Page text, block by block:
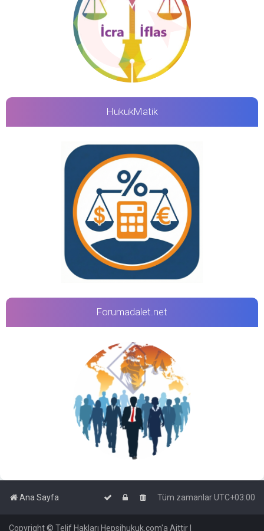
HukukMatik
Forumadalet.net
Ana Sayfa Tüm zamanlarUTC+03:00
Copyright © Telif Hakları Hepsihukuk.com'a Aittir |